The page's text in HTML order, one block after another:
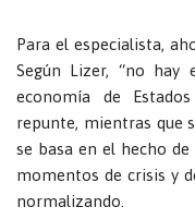
Para el especialista,
Según Lizer, “no hay
economía de
repunte, mientras que
se basa en el hecho
momentos de crisis y
normalizando.